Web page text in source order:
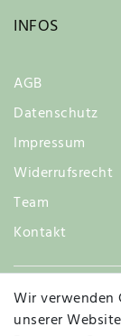
INFOS
AGB
Datenschutz
Impressum
Widerrufsrecht
Team
Kontakt
Wir verwenden
unserer